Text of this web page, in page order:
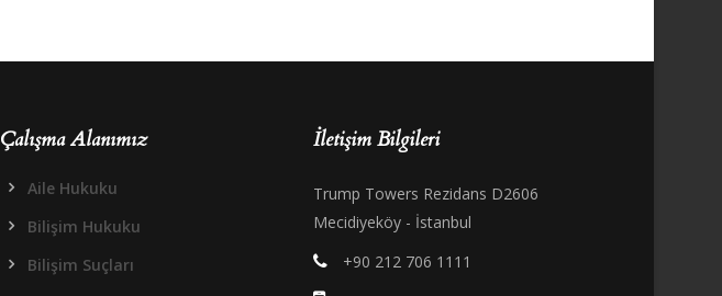
Çalışma Alanımız
Aile Hukuku
Bilişim Hukuku
Bilişim Suçları
İletişim Bilgileri
Trump Towers Rezidans D2606
Mecidiyeköy - İstanbul
+90 212 706 1111